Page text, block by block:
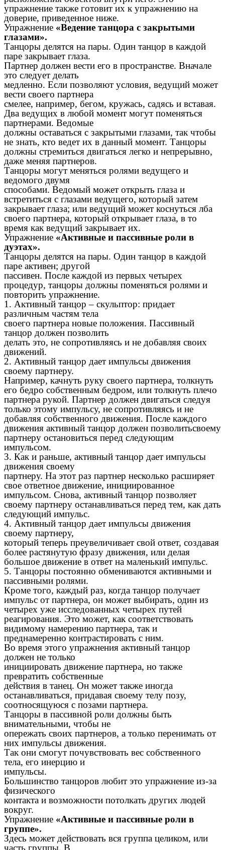
упражнение также готовит их к упражнению на
доверие, приведенное ниже.
Упражнение «Ведение танцора с закрытыми
глазами».
Танцоры делятся на пары. Один танцор в каждой
паре закрывает глаза.
Партнер должен вести его в пространстве. Вначале
это следует делать
медленно. Если позволяют условия, ведущий может
вести своего партнера
смелее, например, бегом, кружась, садясь и вставая.
Два ведущих в любой момент могут поменяться
партнерами. Ведомые
должны оставаться с закрытыми глазами, так чтобы
не знать, кто ведет их в данный момент. Танцоры
должны стремиться двигаться легко и непрерывно,
даже меняя партнеров.
Танцоры могут меняться ролями ведущего и
ведомого двумя
способами. Ведомый может открыть глаза и
встретиться с глазами ведущего, который затем
закрывает глаза; или ведущий может коснуться лба
своего партнера, который открывает глаза, в то
время как ведущий закрывает их.
Упражнение «Активные и пассивные роли в
дуэтах».
Танцоры делятся на пары. Один танцор в каждой
паре активен; другой
пассивен. После каждой из первых четырех
процедур, танцоры должны поменяться ролями и
повторить упражнение.
1. Активный танцор – скульптор: придает
различным частям тела
своего партнера новые положения. Пассивный
танцор должен позволить
делать это, не сопротивляясь и не добавляя своих
движений.
2. Активный танцор дает импульсы движения
своему партнеру.
Например, качнуть руку своего партнера, толкнуть
его бедро собственным бедром, или толкнуть плечо
партнера рукой. Партнер должен двигаться следуя
только этому импульсу, не сопротивляясь и не
добавляя собственного движения. После каждого
движения активный танцор должен позволитьсвоему
партнеру остановиться перед следующим
импульсом.
3. Как и раньше, активный танцор дает импульсы
движения своему
партнеру. На этот раз партнер несколько расширяет
свое ответное движение, инициированное
импульсом. Снова, активный танцор позволяет
своему партнеру останавливаться перед тем, как дать
следующий импульс.
4. Активный танцор дает импульсы движения
своему партнеру,
который теперь преувеличивает свой ответ, создавая
более растянутую фразу движения, или делая
большое движение в ответ на маленький импульс.
5. Танцоры постоянно обмениваются активными и
пассивными ролями.
Кроме того, каждый раз, когда танцор получает
импульс от партнера, он может выбирать, один из
четырех уже исследованных четырех путей
реагирования. Это может, как соответствовать
видимому намерению партнера, так и
преднамеренно контрастировать с ним.
Во время этого упражнения активный танцор
должен не только
инициировать движение партнера, но также
превратить собственные
действия в танец. Он может также иногда
останавливаться, придавая своему телу позу,
соотносящуюся с позами партнера.
Танцоры в пассивной роли должны быть
внимательными, чтобы не
опережать своих партнеров, а только перенимать от
них импульсы движения.
Так они смогут почувствовать вес собственного
тела, его инерцию и
импульсы.
Большинство танцоров любит это упражнение из-за
физического
контакта и возможности потолкать других людей
вокруг.
Упражнение «Активные и пассивные роли в
группе».
Здесь может действовать вся группа целиком, или
часть группы. В